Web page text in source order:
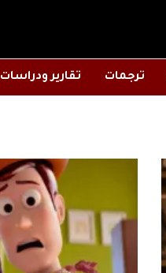
ترجمات تقارير ودراسات